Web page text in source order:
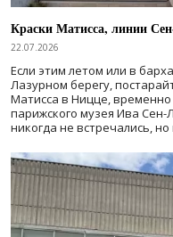
Краски Матисса, линии
22.07.2026
Если этим летом или в
Лазурном берегу,
Матисса в Ницце,
парижского музея Ива
никогда не встречались, но